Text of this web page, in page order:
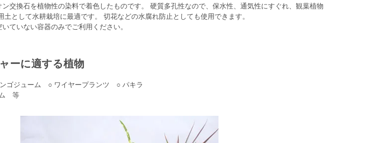
交換石を植物性の染料で着色したものです。 硬質多孔性なので、保水性、通気性にすぐれ、観葉植物
土として水耕栽培に最適です。 切花などの水腐れ防止としても使用できます。
ていない容器のみでご利用ください。
ーに適する植物
ゴジューム ○ ワイヤープランツ ○ パキラ
ム 等